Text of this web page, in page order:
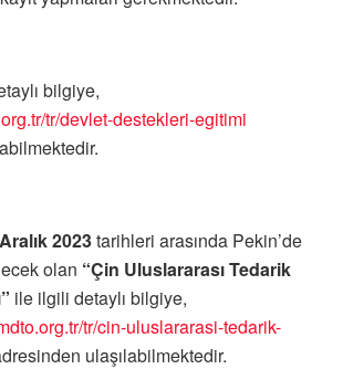
bilgiye,
tr/devlet-destekleri-egitimi
2023tarihleri arasında Pekin’de
olan “Çin Uluslararası Tedarik
ile ilgili detaylı bilgiye,
tr/cin-uluslararasi-tedarik-
ulaşılabilmektedir.